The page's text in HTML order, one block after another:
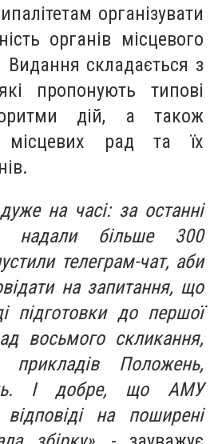
організувати
органів місцевого
складається з
пропонують типові
дій, а також
місцевих рад та їх
на часі: за останні
більше 300
телеграм-чат, аби
на запитання, що
підготовки до першої
восьмого скликання,
Положень,
І добре, що АМУ
відповіді на поширені